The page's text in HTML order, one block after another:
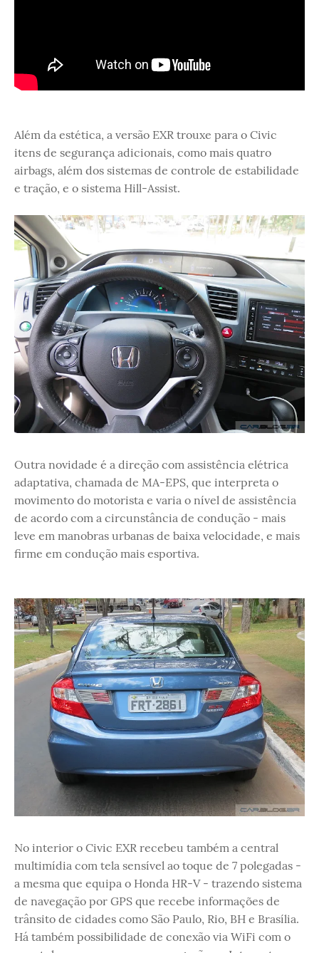
Além da estética, a versão EXR trouxe para o Civic
itens de segurança adicionais, como mais quatro
airbags, além dos sistemas de controle de estabilidade
e tração, e o sistema Hill-Assist.
Outra novidade é a direção com assistência elétrica
adaptativa, chamada de MA-EPS, que interpreta o
movimento do motorista e varia o nível de assistência
de acordo com a circunstância de condução - mais
leve em manobras urbanas de baixa velocidade, e mais
firme em condução mais esportiva.
No interior o Civic EXR recebeu também a central
multimídia com tela sensível ao toque de 7 polegadas -
a mesma que equipa o Honda HR-V - trazendo sistema
de navegação por GPS que recebe informações de
trânsito de cidades como São Paulo, Rio, BH e Brasília.
Há também possibilidade de conexão via WiFi com o